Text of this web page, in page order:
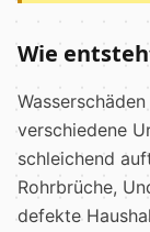
Wie
verschiedene
schleichend
Rohrbrüche,
defekte